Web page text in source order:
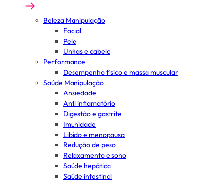
Beleza Manipulação
Facial
Pele
Unhas e cabelo
Performance
Desempenho físico e massa muscular
Saúde Manipulação
Ansiedade
Anti inflamatório
Digestão e gastrite
Imunidade
Libido e menopausa
Redução de peso
Relaxamento e sono
Saúde hepática
Saúde intestinal